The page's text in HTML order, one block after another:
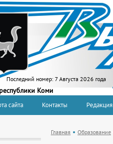
Последний номер: 7 Августа 2026 года
Коми
сайта Контакты Редакция
Главная Образование